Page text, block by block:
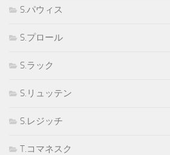
S.パウィス
S.プロール
S.ラック
S.リュッテン
S.レジッチ
T.コマネスク